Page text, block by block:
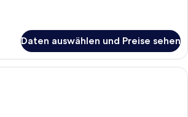
Daten auswählen und Preise sehen
Ein modernes Hotelzimmer mit